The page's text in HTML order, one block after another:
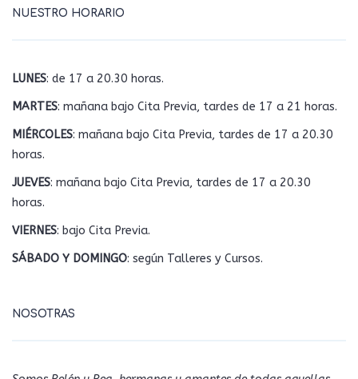
NUESTRO HORARIO
LUNES: de 17 a 20.30 horas.
MARTES: mañana bajo Cita Previa, tardes de 17 a 21 horas.
MIÉRCOLES: mañana bajo Cita Previa, tardes de 17 a 20.30
horas.
JUEVES: mañana bajo Cita Previa, tardes de 17 a 20.30
horas.
VIERNES: bajo Cita Previa.
SÁBADO Y DOMINGO: según Talleres y Cursos.
NOSOTRAS